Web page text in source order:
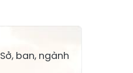
Sở, ban, ngành